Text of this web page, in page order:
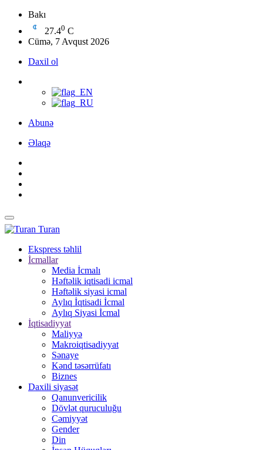
Bakı
27.40 C
Cümə, 7 Avqust 2026
Daxil ol
Abunə
Əlaqə
Turan
Ekspress təhlil
İcmallar
Media İcmalı
Həftəlik iqtisadi icmal
Həftəlik siyasi icmal
Aylıq İqtisadi İcmal
Aylıq Siyasi İcmal
İqtisadiyyat
Maliyyə
Makroiqtisadiyyat
Sənaye
Kənd təsərrüfatı
Biznes
Daxili siyasət
Qanunvericilik
Dövlət quruculuğu
Cəmiyyət
Gender
Din